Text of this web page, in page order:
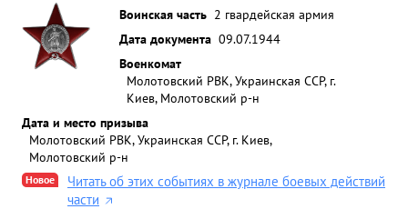
Воинская часть 2 гвардейская армия
Дата документа 09.07.1944
Военкомат
Молотовский РВК, Украинская ССР, г.
Киев, Молотовский р-н
Дата и место призыва
Молотовский РВК, Украинская ССР, г. Киев,
Молотовский р-н
Новое
Читать об этих событиях в журнале боевых действий
части